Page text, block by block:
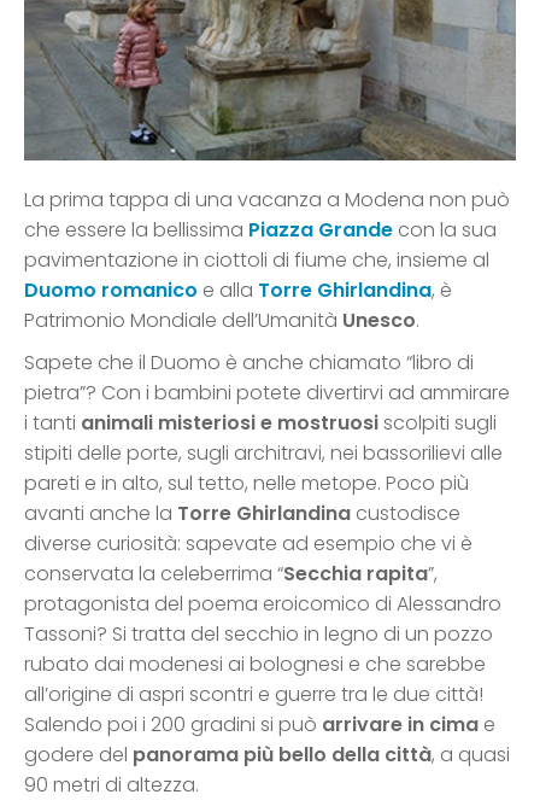
La prima tappa di una vacanza a Modena non può
che essere la bellissima Piazza Grande con la sua
pavimentazione in ciottoli di fiume che, insieme al
Duomo romanico e alla Torre Ghirlandina, è
Patrimonio Mondiale dell’Umanità Unesco.
Sapete che il Duomo è anche chiamato “libro di
pietra”? Con i bambini potete divertirvi ad ammirare
i tanti animali misteriosi e mostruosiscolpiti sugli
stipiti delle porte, sugli architravi, nei bassorilievi alle
pareti e in alto, sul tetto, nelle metope. Poco più
avanti anche la Torre Ghirlandina custodisce
diverse curiosità: sapevate ad esempio che vi è
conservata la celeberrima “Secchia rapita”,
protagonista del poema eroicomico di Alessandro
Tassoni? Si tratta del secchio in legno di un pozzo
rubato dai modenesi ai bolognesi e che sarebbe
all’origine di aspri scontri e guerre tra le due città!
Salendo poi i 200 gradini si può arrivare in cima e
godere del panorama più bello della città, a quasi
90 metri di altezza.